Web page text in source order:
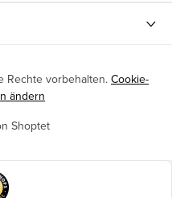
Shoptet
Rechte vorbehalten. Cookie-
ändern